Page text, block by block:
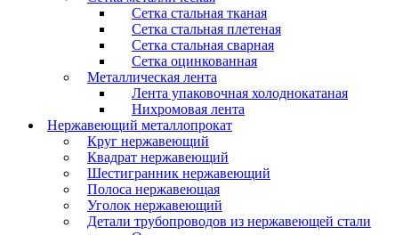
Сетка стальная тканая
Сетка стальная плетеная
Сетка стальная сварная
Сетка оцинкованная
Металлическая лента
Лента упаковочная холоднокатаная
Нихромовая лента
Нержавеющий металлопрокат
Круг нержавеющий
Квадрат нержавеющий
Шестигранник нержавеющий
Полоса нержавеющая
Уголок нержавеющий
Детали трубопроводов из нержавеющей стали